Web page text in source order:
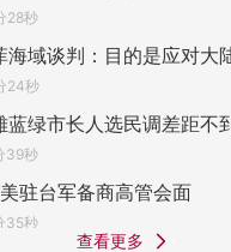
28秒
海域谈判：目的是应对大
24秒
蓝绿市长人选民调差距不
39秒
驻台军备商高管会面
35秒
查看更多